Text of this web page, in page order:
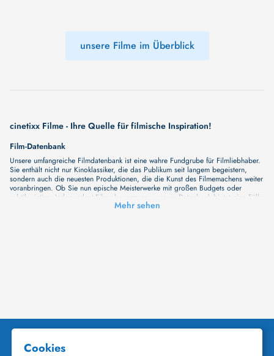
unsere Filme im Überblick
cinetixx Filme - Ihre Quelle für filmische Inspiration!
Film-Datenbank
Unsere umfangreiche Filmdatenbank ist eine wahre Fundgrube für Filmliebhaber.
Sie enthält nicht nur Kinoklassiker, die das Publikum seit langem begeistern,
sondern auch die neuesten Produktionen, die die Kunst des Filmemachens weiter
voranbringen. Ob Sie nun epische Meisterwerke mit großen Budgets oder
subtile, intime Independent-Filme bevorzugen, unsere Datenbank bietet eine Fülle
von Inhalten, die Ihr Herz und Ihren Geist berühren werden. Beim Durchstöbern
Kinematographie zu einer noch faszinierenderen Welt werden, die Sie erkunden
Schauspieler-Datenbank
Mehr sehen